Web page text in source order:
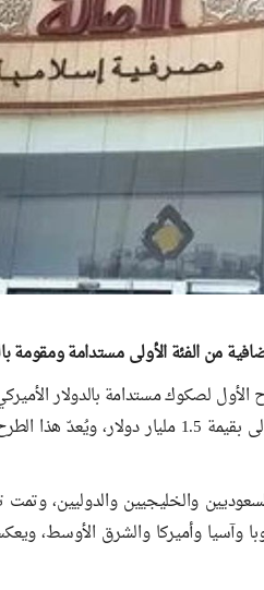
الأولى مستدامة ومقومة بالدولار
ضمن برنامج إصدار الصكوك الإضافية من الفئة
والخليجيين والدوليين،
وآسيا وأميركا والشرق الأوسط،
البنك السعودي